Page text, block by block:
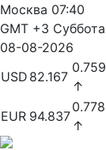
Москва 07:40
GMT +3 Суббота
08-08-2026
USD 82.167
0.759
↑
EUR 94.837
0.778
↑